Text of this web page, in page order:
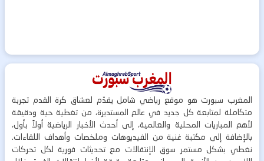
المغرب سبورت هو موقع رياضي شامل يقدّم لعشاق كرة القدم تجربة
متكاملة لمتابعة كل جديد في عالم المستديرة، من تغطية حية ودقيقة
لأهم المباريات المحلية والعالمية، إلى أحدث الأخبار الرياضية أولاً بأول،
بالإضافة إلى مكتبة غنية من الفيديوهات وملخصات وأهداف اللقاءات.
نغطي بشكل مستمر سوق الإنتقالات مع تحديثات فورية لكل تحركات